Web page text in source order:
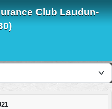
Club Laudun-